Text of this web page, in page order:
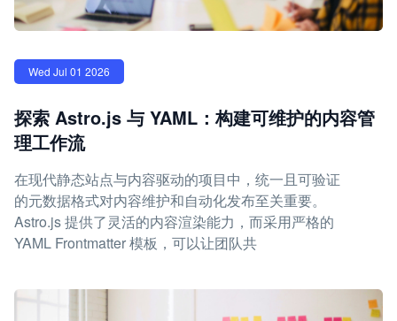
Wed Jul 01 2026
探索 Astro.js 与 YAML：构建可维护的内容管
理工作流
在现代静态站点与内容驱动的项目中，统一且可验证
的元数据格式对内容维护和自动化发布至关重要。
Astro.js 提供了灵活的内容渲染能力，而采用严格的
YAML Frontmatter 模板，可以让团队共